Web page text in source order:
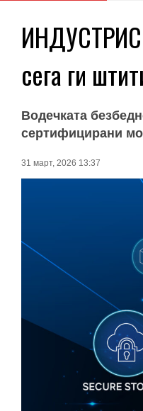
сега ги
Водечката
сертифицирани
31 март, 2026 13:37